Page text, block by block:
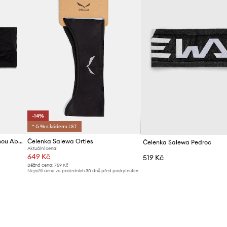
Fjallraven čelenka s merino vlnou Abisko
-14%
*-5 % s kódem: LST
Čelenka Salewa Ortles
Aktuální cena:
649 Kč
Běžná cena: 759 Kč
Nejnižší cena za posledních 30 dnů před poskytnutím
Čelenka Salewa Pedroc
519 Kč